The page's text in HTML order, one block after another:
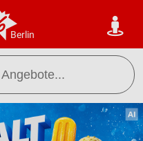
Berlin